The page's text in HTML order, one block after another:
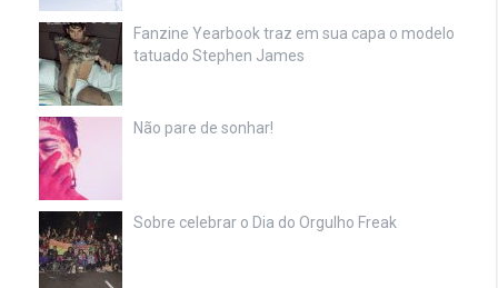
Fanzine Yearbook traz em sua capa o modelo
tatuado Stephen James
Não pare de sonhar!
Sobre celebrar o Dia do Orgulho Freak